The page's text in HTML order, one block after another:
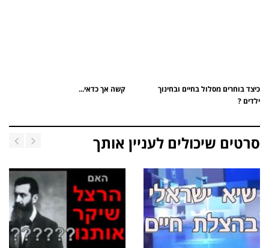
כיצד בוחרים מסלול בחיים ובחינוך
ילדים ?
קשה אך כדאי...
סרטים שיכולים לעניין אותך